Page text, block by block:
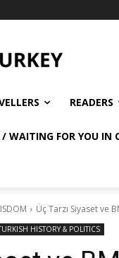
READERS
WAITING FOR YOU IN
Üç Tarzı Siyaset ve
HISTORY & POLITICS